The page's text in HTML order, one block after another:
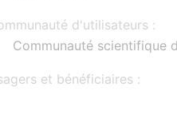
d'utilisateurs :
Communauté scientifique
et bénéficiaires :